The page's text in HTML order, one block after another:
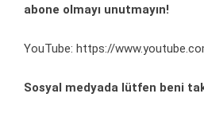
abone olmayı unutmayın!
YouTube: https://
Sosyal medyada lütfen beni